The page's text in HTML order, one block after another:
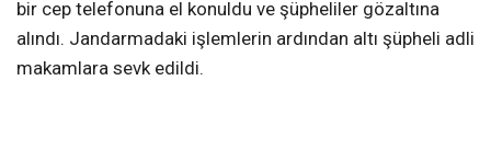
bir cep telefonuna el konuldu ve şüpheliler gözaltına
alındı. Jandarmadaki işlemlerin ardından altı şüpheli adli
makamlara sevk edildi.